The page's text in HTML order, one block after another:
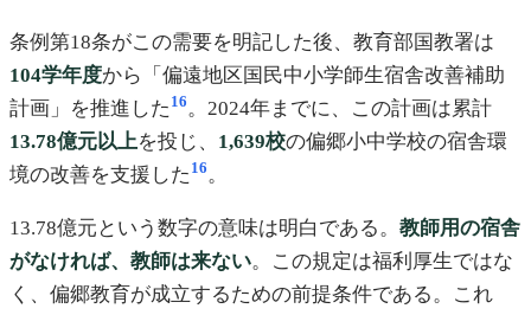
条例第18条がこの需要を明記した後、教育部国教署は
104学年度から「偏遠地区国民中小学師生宿舎改善補助
計画」を推進した 16 。2024年までに、この計画は累計
13.78億元以上を投じ、 1,639校の偏郷小中学校の宿舎環
境の改善を支援した 16 。
13.78億元という数字の意味は明白である。 教師用の宿舎
がなければ、教師は来ない。この規定は福利厚生ではな
く、偏郷教育が成立するための前提条件である。これ